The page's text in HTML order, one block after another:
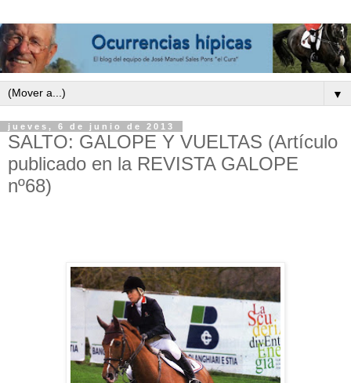
▼
jueves, 6 de junio de 2013
SALTO: GALOPE Y VUELTAS (Artículo
publicado en la REVISTA GALOPE
nº68)